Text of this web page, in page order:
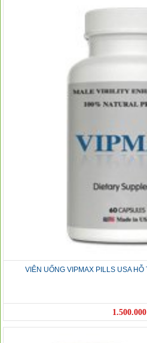
VIÊN UỐNG VIPMAX PILLS USA